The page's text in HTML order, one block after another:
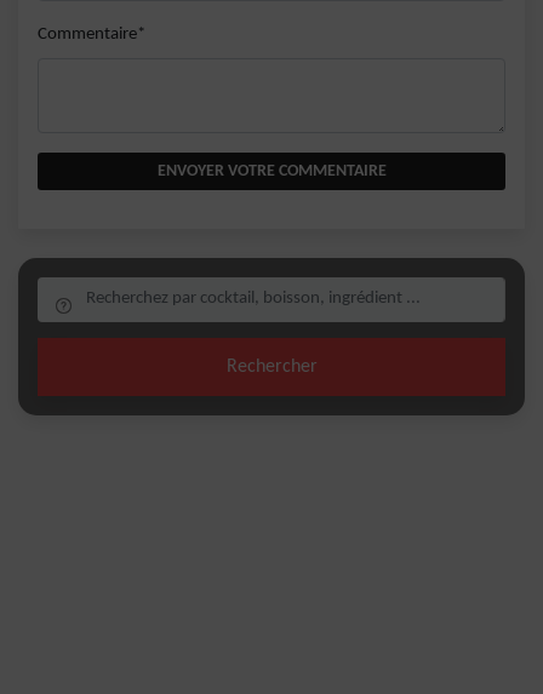
Commentaire*
ENVOYER VOTRE COMMENTAIRE
Rechercher